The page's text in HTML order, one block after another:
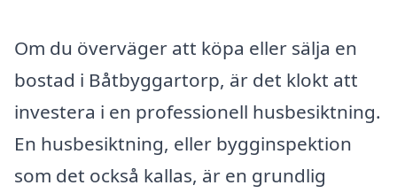
Om du överväger att köpa eller sälja en
bostad i Båtbyggartorp, är det klokt att
investera i en professionell husbesiktning.
En husbesiktning, eller bygginspektion
som det också kallas, är en grundlig